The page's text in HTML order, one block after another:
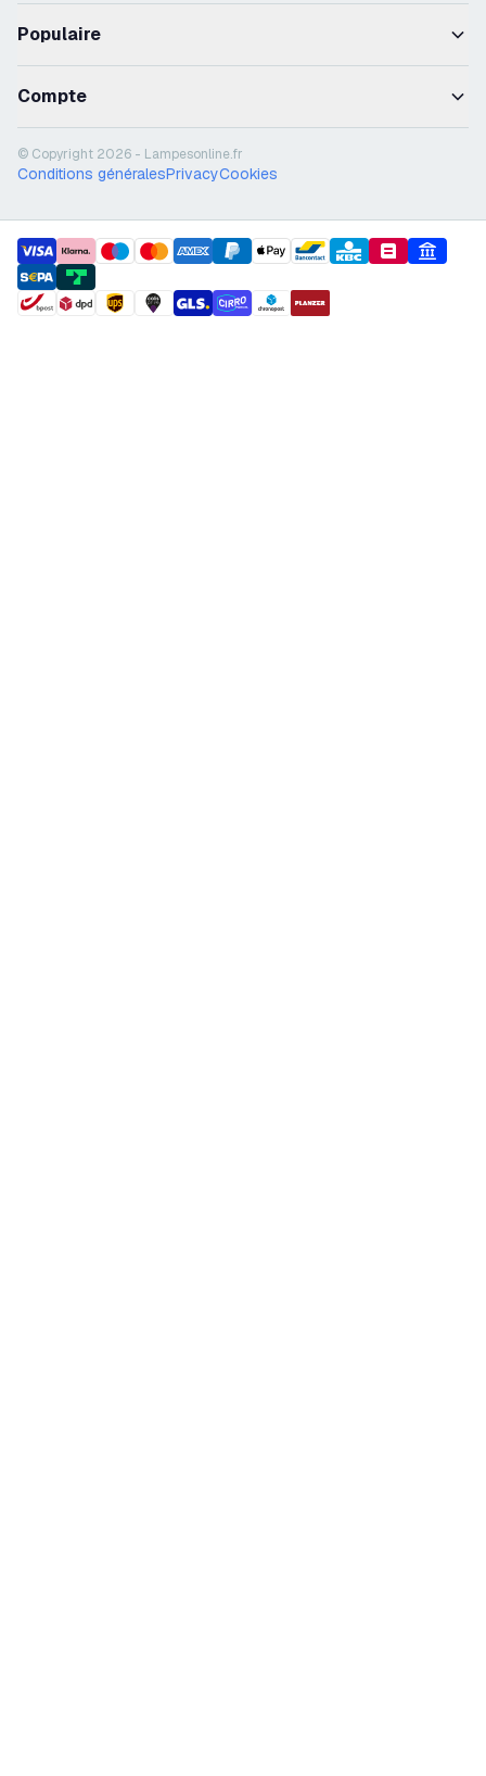
Populaire
Compte
© Copyright 2026 - Lampesonline.fr
Conditions généralesPrivacyCookies
payment methods
shipment methods